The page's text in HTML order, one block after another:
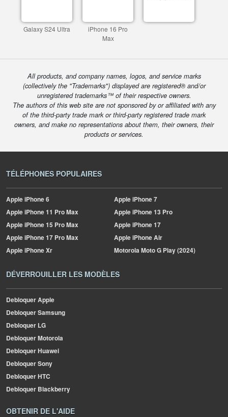
Galaxy S24 Ultra
iPhone 16 Pro
Max
All products, and company names, logos, and service marks
(collectively the "Trademarks") displayed are registered® and/or
unregistered trademarks™ of their respective owners.
The authors of this web site are not sponsored by or affiliated with any
of the third-party trade mark or third-party registered trade mark
owners, and make no representations about them, their owners, their
products or services.
TÉLÉPHONES POPULAIRES
AppleiPhone 6 AppleiPhone 7
AppleiPhone 11 Pro Max AppleiPhone 13 Pro
AppleiPhone 15 Pro Max AppleiPhone 17
AppleiPhone 17 Pro Max AppleiPhone Air
AppleiPhone Xr MotorolaMoto G Play (2024)
DÉVERROUILLER LES MODÈLES
Debloquer Apple
Debloquer Samsung
Debloquer LG
Debloquer Motorola
Debloquer Huawei
Debloquer Sony
Debloquer HTC
Debloquer Blackberry
OBTENIR DE L'AIDE